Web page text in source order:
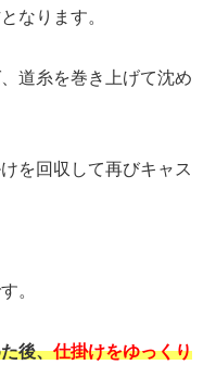
なります。
道糸を巻き上げて沈め
を回収して再びキャス
。
後、仕掛けをゆっくり